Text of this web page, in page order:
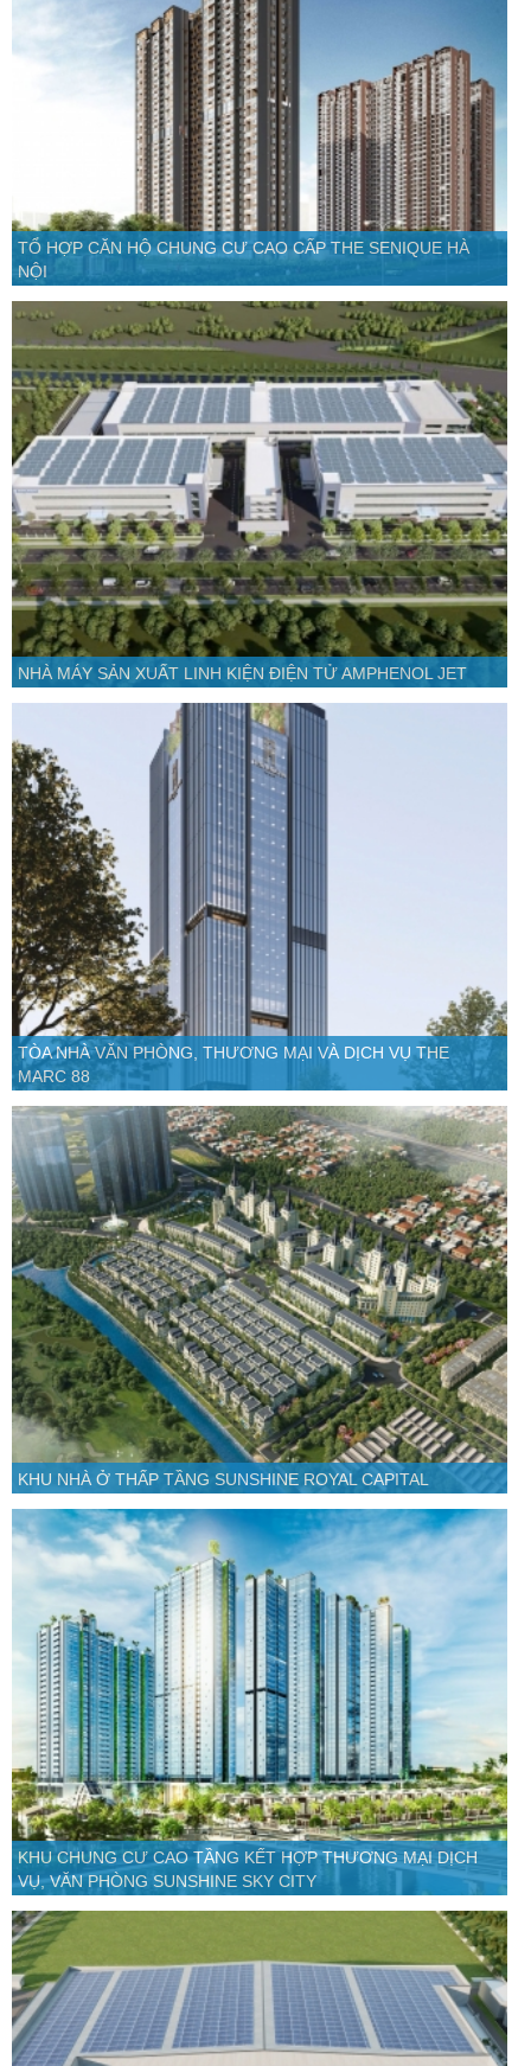
TỔ HỢP CĂN HỘ CHUNG CƯ CAO CẤP THE SENIQUE HÀ
NỘI
NHÀ MÁY SẢN XUẤT LINH KIỆN ĐIỆN TỬ AMPHENOL JET
TÒA NHÀ VĂN PHÒNG, THƯƠNG MẠI VÀ DỊCH VỤ THE
MARC 88
KHU NHÀ Ở THẤP TẦNG SUNSHINE ROYAL CAPITAL
KHU CHUNG CƯ CAO TẦNG KẾT HỢP THƯƠNG MẠI DỊCH
VỤ, VĂN PHÒNG SUNSHINE SKY CITY